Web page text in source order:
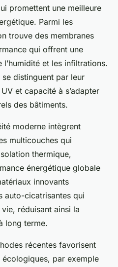
promettent une meilleure
Parmi les
trouve des membranes
qui offrent une
et les infiltrations.
distinguent par leur
et capacité à s’adapter
des bâtiments.
moderne intègrent
multicouches qui
thermique,
énergétique globale
innovants
auto-cicatrisantes qui
réduisant ainsi la
long terme.
récentes favorisent
écologiques, par exemple